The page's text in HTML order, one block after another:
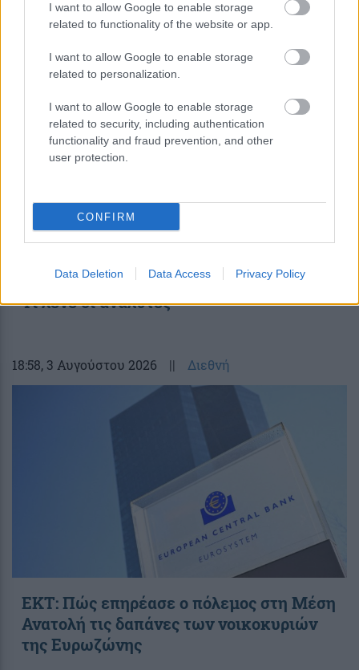
I want to allow Google to enable storage
related to functionality of the website or app.
I want to allow Google to enable storage
related to personalization.
I want to allow Google to enable storage
related to security, including authentication
functionality and fraud prevention, and other
user protection.
CONFIRM
Data Deletion Data Access Privacy Policy
Πετρέλαιο: Τσίμπησε η τιμή του brent –
Τι λένε οι αναλυτές
18:58, 3 Αυγούστου 2026 || Διεθνή
ΕΚΤ: Πώς επηρέασε ο πόλεμος στη Μέση
Ανατολή τις δαπάνες των νοικοκυριών
της Ευρωζώνης